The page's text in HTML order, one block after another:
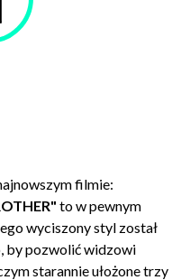
filmie:
to w pewnym
wyciszony styl został
by pozwolić widzowi
starannie ułożone trzy